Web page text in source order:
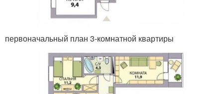
первоначальный план 3-комнатной квартиры